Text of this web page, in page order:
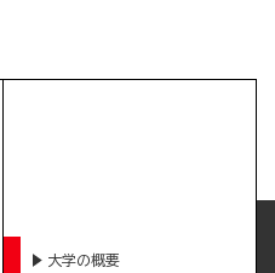
大学の概要